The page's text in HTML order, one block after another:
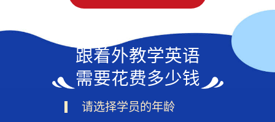
跟着外教学英语
需要花费多少钱
请选择学员的年龄